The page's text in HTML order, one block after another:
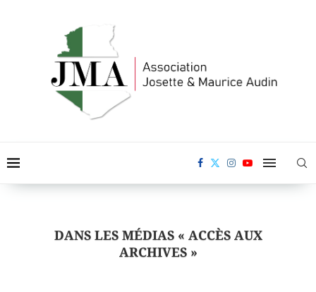
DANS LES MÉDIAS « ACCÈS AUX
ARCHIVES »